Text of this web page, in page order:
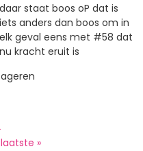
daar staat boos oP dat is
iets anders dan boos om in
elk geval eens met #58 dat
nu kracht eruit is
Laatste
laatste »